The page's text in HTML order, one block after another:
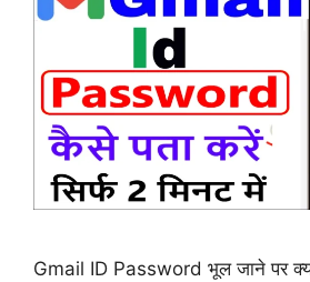
Gmail ID Password भूल जाने पर